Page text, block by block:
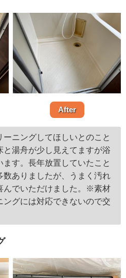
After
ニングしてほしいとのこと
湯舟が少し見えてますが浴
す。長年放置していたこと
ありましたが、うまく汚れ
んでいただけました。※素材
ングには対応できないので交